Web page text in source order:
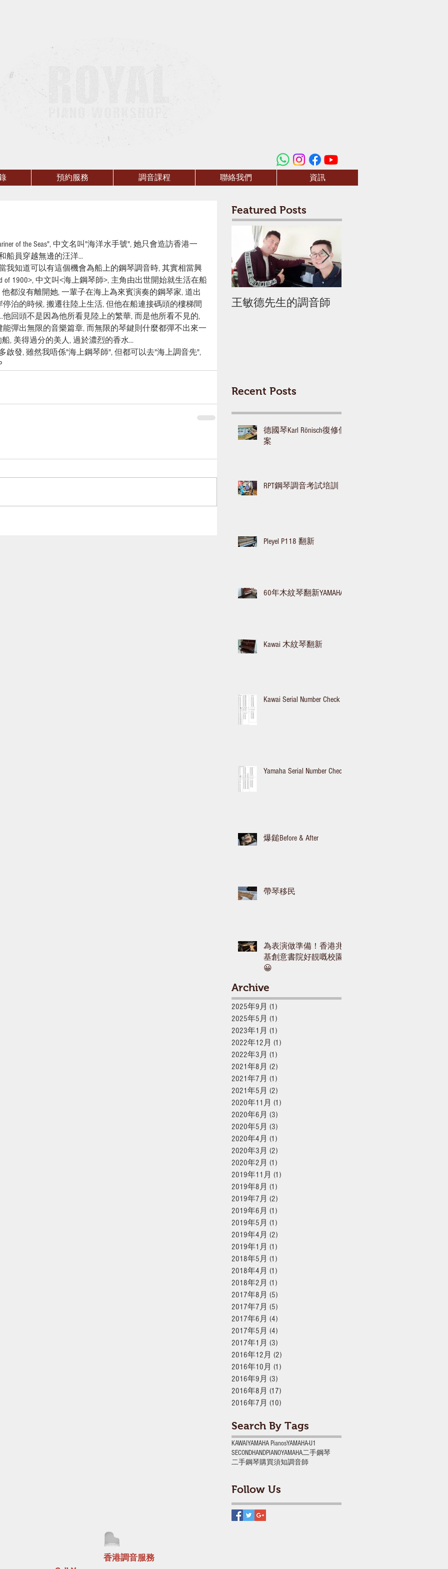
預約服務 調音課程 聯絡我們 資訊
of the Seas", 中文名叫"海洋水手號", 她只會造訪香港一
船員穿越無邊的汪洋...
我知道可以有這個機會為船上的鋼琴調音時, 其實相當興
of 1900>, 中文叫<海上鋼琴師>, 主角由出世開始就生活在船
都沒有離開她, 一輩子在海上為來賓演奏的鋼琴家, 道出
停泊的時候, 搬遷往陸上生活, 但他在船連接碼頭的樓梯間
他回頭不是因為他所看見陸上的繁華, 而是他所看不見的,
彈出無限的音樂篇章, 而無限的琴鍵則什麼都彈不出來一
, 美得過分的美人, 過於濃烈的香水...
啟發, 雖然我唔係"海上鋼琴師", 但都可以去"海上調音先",
Featured Posts
王敏德先生的調音師
Recent Posts
德國琴Karl Rönisch復修個
案
RPT鋼琴調音考試培訓
Pleyel P118 翻新
60年木紋琴翻新YAMAHA
Kawai 木紋琴翻新
Kawai Serial Number Check
Yamaha Serial Number Check
爆鎚Before & After
帶琴移民
為表演做準備！香港兆
基創意書院好靚嘅校園
😀
Archive
2025年9月 (1)
2025年5月 (1)
2023年1月 (1)
2022年12月 (1)
2022年3月 (1)
2021年8月 (2)
2021年7月 (1)
2021年5月 (2)
2020年11月 (1)
2020年6月 (3)
2020年5月 (3)
2020年4月 (1)
2020年3月 (2)
2020年2月 (1)
2019年11月 (1)
2019年8月 (1)
2019年7月 (2)
2019年6月 (1)
2019年5月 (1)
2019年4月 (2)
2019年1月 (1)
2018年5月 (1)
2018年4月 (1)
2018年2月 (1)
2017年8月 (5)
2017年7月 (5)
2017年6月 (4)
2017年5月 (4)
2017年1月 (3)
2016年12月 (2)
2016年10月 (1)
2016年9月 (3)
2016年8月 (17)
2016年7月 (10)
Search By Tags
KAWAIYAMAHA PianosYAMAHA-U1
‎SECONDHANDPIANO‬‎YAMAHA‬二手鋼琴
二手鋼琴購買須知調音師
Follow Us
香港調音服務